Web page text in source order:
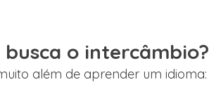
o intercâmbio?
além de aprender um idioma: